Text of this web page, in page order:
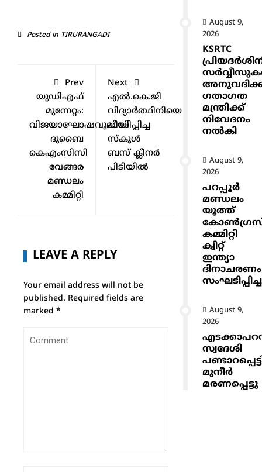
Posted in TIRURANGADI
Prev
യുഡിഎഫ്
മുന്നേറ്റം:
വിജയാഘോഷവുമായി
ദുബൈ
കെഎംസിസി
വേങ്ങര
മണ്ഡലം
കമ്മിറ്റി
Next
എൽ.കെ.ജി
വിദ്യാർത്ഥിനിയെ
പീഡിപ്പിച്ച
സ്കൂൾ
ബസ് ക്ലീനർ
പിടിയിൽ
LEAVE A REPLY
Your email address will not be
published. Required fields are
marked *
August 9,
2026
KSRTC
ഗതാഗത
മന്ത്രിക്ക്
നിവേദനം
നൽകി
August 9,
2026
പറപ്പൂർ
മണ്ഡലം
യൂത്ത്
കമ്മിറ്റി
ക്വിറ്റ്
ഇന്ത്യാ
ദിനാചരണം
August 9,
2026
സ്വദേശി
മുനീർ
മരണപ്പെട്ടു